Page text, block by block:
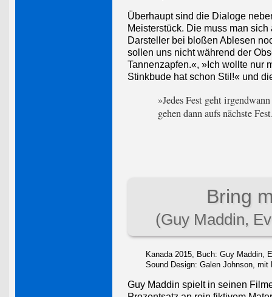
Überhaupt sind die Dialoge
Meisterstück. Die muss man
Darsteller bei bloßen Ablesen
sollen uns nicht während der
Tannenzapfen.«, »Ich wollte nur
Stinkbude hat schon Stil!« und
»Jedes Fest geht
gehen dann aufs nächste
Bring
(Guy Maddin,
Kanada 2015, Buch: Guy Maddin,
Sound Design: Galen Johnson,
Guy Maddin spielt in seinen